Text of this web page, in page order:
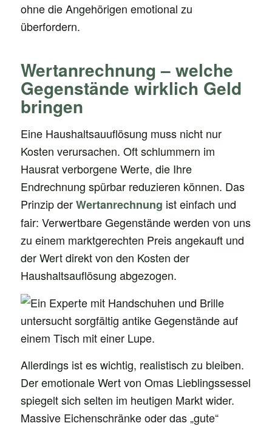
ohne die Angehörigen emotional zu
überfordern.
Wertanrechnung – welche
Gegenstände wirklich Geld
bringen
Eine Haushaltsauuflösung muss nicht nur
Kosten verursachen. Oft schlummern im
Hausrat verborgene Werte, die Ihre
Endrechnung spürbar reduzieren können. Das
Prinzip derWertanrechnung ist einfach und
fair: Verwertbare Gegenstände werden von uns
zu einem marktgerechten Preis angekauft und
der Wert direkt von den Kosten der
Haushaltsauflösung abgezogen.
Allerdings ist es wichtig, realistisch zu bleiben.
Der emotionale Wert von Omas Lieblingssessel
spiegelt sich selten im heutigen Markt wider.
Massive Eichenschränke oder das „gute“